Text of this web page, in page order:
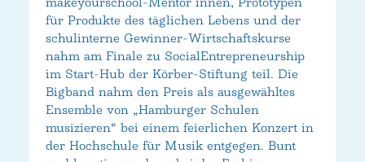
für Produkte des täglichen Lebens und der
schulinterne Gewinner-Wirtschaftskurse
nahm am Finale zu SocialEntrepreneurship
im Start-Hub der Körber-Stiftung teil. Die
Bigband nahm den Preis als ausgewähltes
Ensemble von „Hamburger Schulen
musizieren“ bei einem feierlichen Konzert in
der Hochschule für Musik entgegen. Bunt